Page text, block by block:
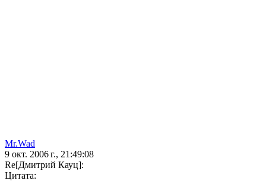
Mr.Wad
9 окт. 2006 г., 21:49:08
Re[Дмитрий Кауц]:
Цитата: